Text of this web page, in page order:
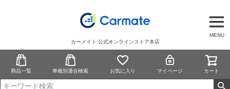
MENU
カーメイト 公式オンラインストア本店
商品一覧 車種別適合検索 お気に入り マイページ カート